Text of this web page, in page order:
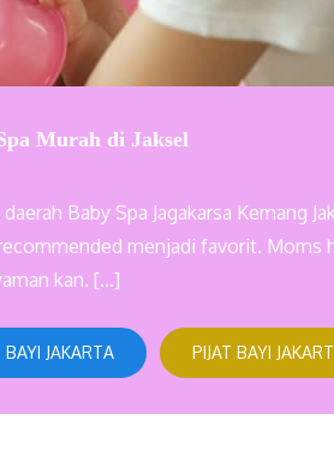
Murah di Jaksel
Baby Spa Jagakarsa Kemang
menjadi favorit. Moms
kan. […]
JAKARTA PIJAT BAYI